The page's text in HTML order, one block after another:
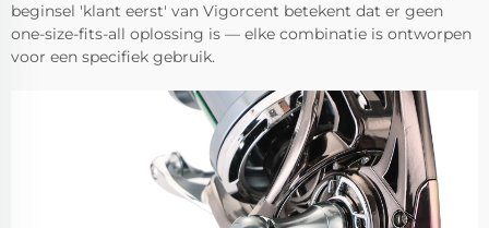
beginsel 'klant eerst' van Vigorcent betekent dat er geen
one-size-fits-all oplossing is — elke combinatie is ontworpen
voor een specifiek gebruik.